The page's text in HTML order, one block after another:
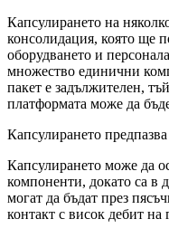
Капсулирането на
консолидация, която ще
оборудването и
множество единични
пакет е задължителен,
платформата може да
Капсулирането
Капсулирането може да
компоненти, докато са в
могат да бъдат през
контакт с висок дебит на